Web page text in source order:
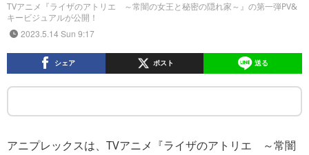
TVアニメ『ライザのアトリエ ～常闇の女王と秘密の隠れ家～』の第一弾PV&
キービジュアルが公開！
2023.5.14 Sun 9:17
シェア ポスト 送る
アニプレックスは、TVアニメ『ライザのアトリエ ～常闇